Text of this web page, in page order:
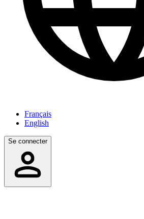
Français
English
Se connecter